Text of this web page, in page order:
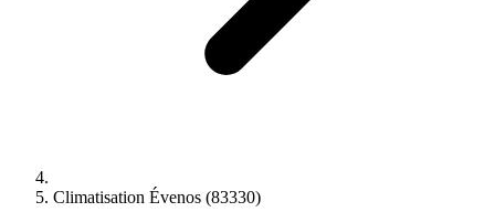
Climatisation Évenos (83330)